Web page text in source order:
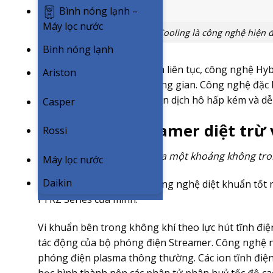
Bình nóng lạnh –
Máy lọc nước
Bình nóng lạnh
Ariston
Casper
Rossi
Máy lọc nước
Daikin
Hybrid Cooling là công nghệ
Nhờ khả năng cân bằng ẩm liên tục, công nghệ
các loại vi khuẩn trong không gian. Công nghệ
những đối tượng có hệ miễn dịch hô hấp kém và
Công nghệ Streamer diệt
“Công nghệ Streamer tạo ra một khoảng không
Đây là một trong những công nghệ diệt khuẩn
FTKZ Series của mình.
Vi khuẩn bên trong không khí theo lực hút tĩnh
tác động của bộ phóng điện Streamer. Công
phóng điện plasma thông thường. Các ion tĩnh